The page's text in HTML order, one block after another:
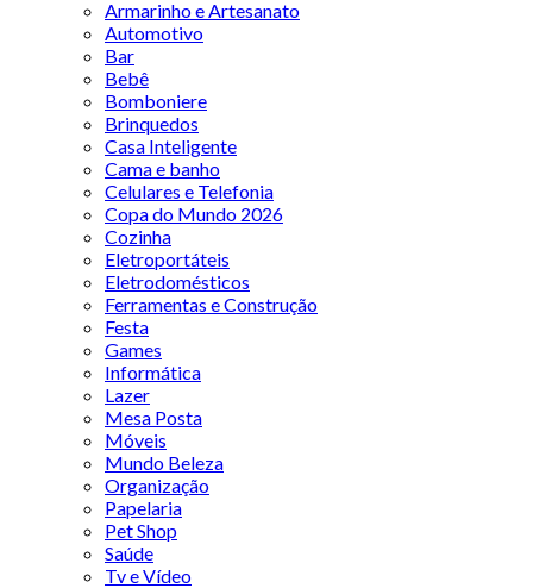
Armarinho e Artesanato
Automotivo
Bar
Bebê
Bomboniere
Brinquedos
Casa Inteligente
Cama e banho
Celulares e Telefonia
Copa do Mundo 2026
Cozinha
Eletroportáteis
Eletrodomésticos
Ferramentas e Construção
Festa
Games
Informática
Lazer
Mesa Posta
Móveis
Mundo Beleza
Organização
Papelaria
Pet Shop
Saúde
Tv e Vídeo